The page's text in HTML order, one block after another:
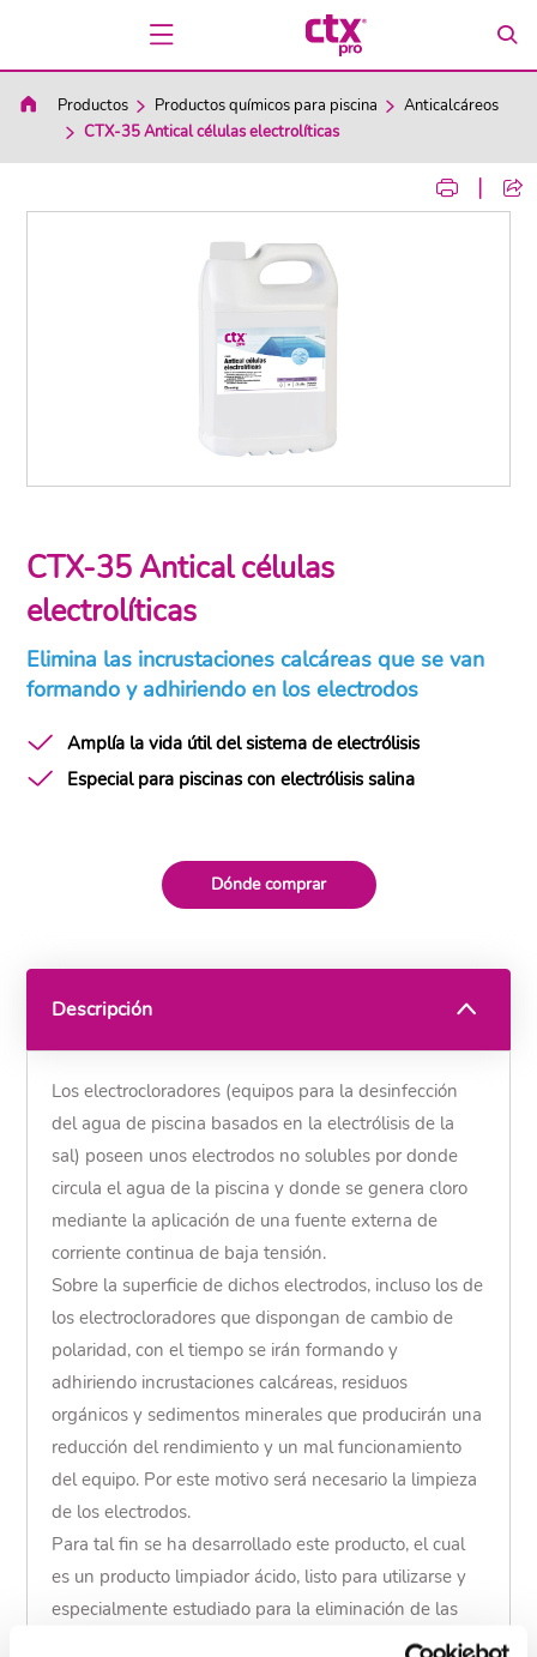
Productos Productos químicos para piscina
Anticalcáreos
CTX-35 Antical células electrolíticas
|
CTX-35 Antical células
electrolíticas
Elimina las incrustaciones calcáreas que se van
formando y adhiriendo en los electrodos
Amplía la vida útil del sistema de electrólisis
Especial para piscinas con electrólisis salina
Dónde comprar
Descripción
Los electrocloradores (equipos para la desinfección
del agua de piscina basados en la electrólisis de la
sal) poseen unos electrodos no solubles por donde
circula el agua de la piscina y donde se genera cloro
mediante la aplicación de una fuente externa de
corriente continua de baja tensión.
Sobre la superficie de dichos electrodos, incluso los de
los electrocloradores que dispongan de cambio de
polaridad, con el tiempo se irán formando y
adhiriendo incrustaciones calcáreas, residuos
orgánicos y sedimentos minerales que producirán una
reducción del rendimiento y un mal funcionamiento
del equipo. Por este motivo será necesario la limpieza
de los electrodos.
Para tal fin se ha desarrollado este producto, el cual
es un producto limpiador ácido, listo para utilizarse y
especialmente estudiado para la eliminación de las
incrustaciones sin atacar (degradar) a los electrodos.